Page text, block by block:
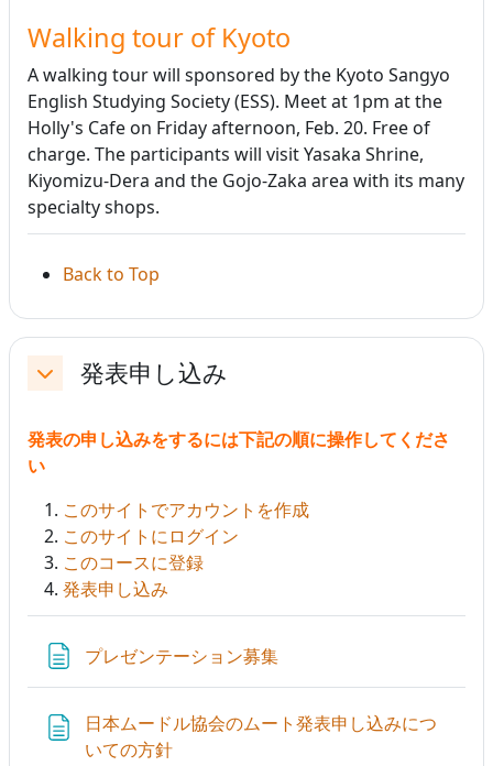
Walking tour of Kyoto
A walking tour will sponsored by the Kyoto Sangyo
English Studying Society (ESS). Meet at 1pm at the
Holly's Cafe on Friday afternoon, Feb. 20. Free of
charge. The participants will visit Yasaka Shrine,
Kiyomizu-Dera and the Gojo-Zaka area with its many
specialty shops.
Back to Top
折りたたむ発表申し込み
発表の申し込みをするには下記の順に操作してくださ
い
このサイトでアカウントを作成
このサイトにログイン
このコースに登録
発表申し込み
プレゼンテーション募集ページ
日本ムードル協会のムート発表申し込みにつ
いての方針ページ